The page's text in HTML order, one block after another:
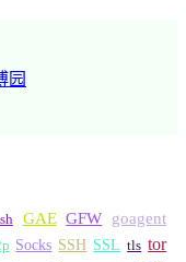
园
GAE GFW
goagent
Socks SSH SSL tls tor